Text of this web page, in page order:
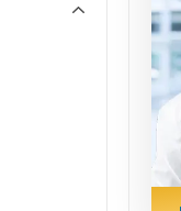
Medicine